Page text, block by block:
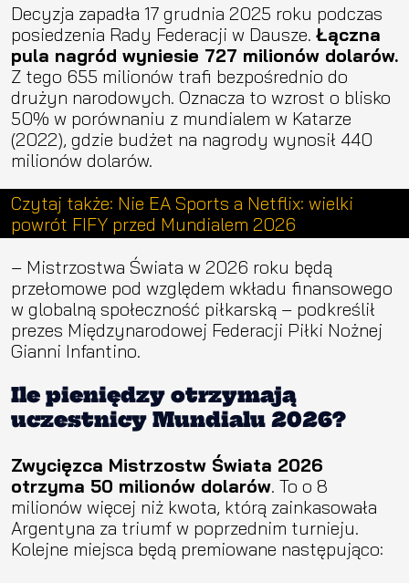
Decyzja zapadła 17 grudnia 2025 roku podczas
posiedzenia Rady Federacji w Dausze. Łączna
pula nagród wyniesie 727 milionów dolarów.
Z tego 655 milionów trafi bezpośrednio do
drużyn narodowych. Oznacza to wzrost o blisko
50% w porównaniu z mundialem w Katarze
(2022), gdzie budżet na nagrody wynosił 440
milionów dolarów.
Czytaj także: Nie EA Sports a Netflix: wielki
powrót FIFY przed Mundialem 2026
– Mistrzostwa Świata w 2026 roku będą
przełomowe pod względem wkładu finansowego
w globalną społeczność piłkarską – podkreślił
prezes Międzynarodowej Federacji Piłki Nożnej
Gianni Infantino.
Ile pieniędzy otrzymają
uczestnicy Mundialu 2026?
Zwycięzca Mistrzostw Świata 2026
otrzyma 50 milionów dolarów. To o 8
milionów więcej niż kwota, którą zainkasowała
Argentyna za triumf w poprzednim turnieju.
Kolejne miejsca będą premiowane następująco: